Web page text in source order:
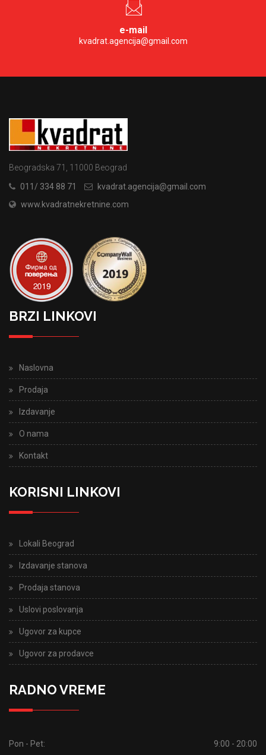
e-mail
kvadrat.agencija@gmail.com
Beogradska 71, 11000 Beograd
011/ 334 88 71
kvadrat.agencija@gmail.com
www.kvadratnekretnine.com
BRZI LINKOVI
Naslovna
Prodaja
Izdavanje
O nama
Kontakt
KORISNI LINKOVI
Lokali Beograd
Izdavanje stanova
Prodaja stanova
Uslovi poslovanja
Ugovor za kupce
Ugovor za prodavce
RADNO VREME
Pon - Pet: 9:00 - 20:00